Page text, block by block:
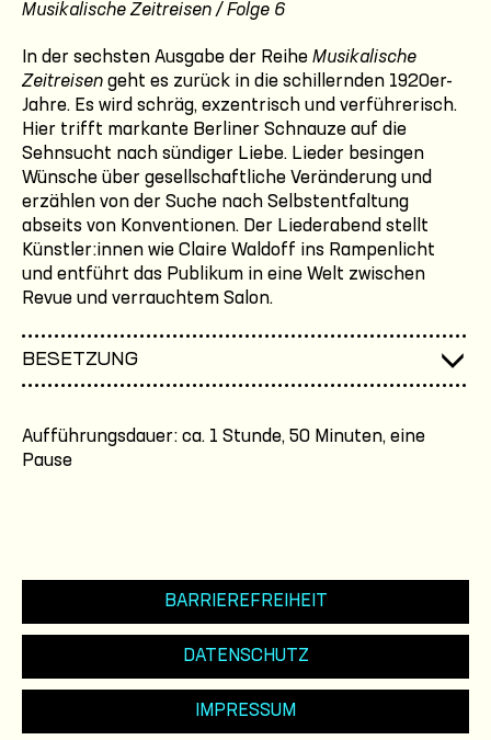
Musikalische Zeitreisen / Folge 6
In der sechsten Ausgabe der Reihe Musikalische
Zeitreisen geht es zurück in die schillernden 1920er-
Jahre. Es wird schräg, exzentrisch und verführerisch.
Hier trifft markante Berliner Schnauze auf die
Sehnsucht nach sündiger Liebe. Lieder besingen
Wünsche über gesellschaftliche Veränderung und
erzählen von der Suche nach Selbstentfaltung
abseits von Konventionen. Der Liederabend stellt
Künstler:innen wie Claire Waldoff ins Rampenlicht
und entführt das Publikum in eine Welt zwischen
Revue und verrauchtem Salon.
BESETZUNG
Aufführungsdauer: ca. 1 Stunde, 50 Minuten, eine
Pause
BARRIEREFREIHEIT
DATENSCHUTZ
IMPRESSUM